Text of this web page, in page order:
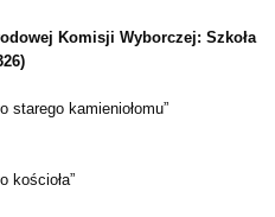
Komisji Wyborczej: Szkoła
starego kamieniołomu”
kościoła”